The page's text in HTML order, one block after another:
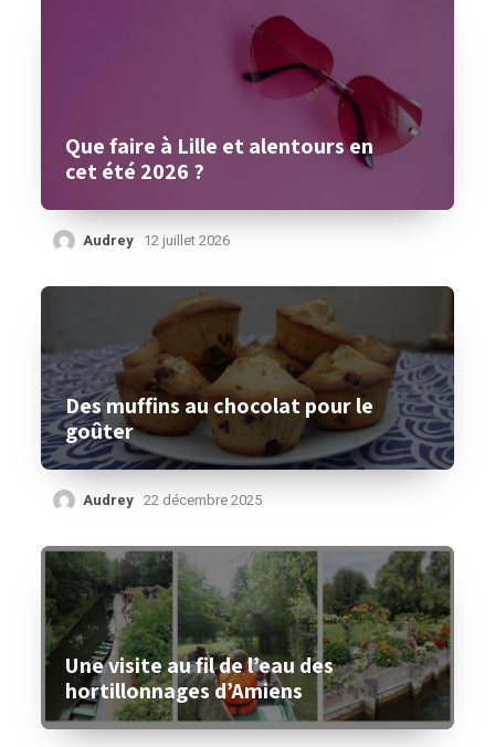
Que faire à Lille et alentours en
cet été 2026 ?
Audrey 12 juillet 2026
Des muffins au chocolat pour le
goûter
Audrey 22 décembre 2025
Une visite au fil de l’eau des
hortillonnages d’Amiens